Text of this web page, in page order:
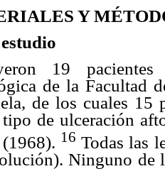
Y
19
de la Facultad
de los cuales
de ulceración
16 Todas las
Ninguno de